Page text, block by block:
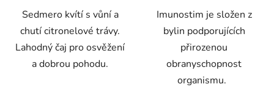
Sedmero kvítí s vůní a
chutí citronelové trávy.
Lahodný čaj pro osvěžení
a dobrou pohodu.
Imunostim je složen z
bylin podporujících
přirozenou
obranyschopnost
organismu.